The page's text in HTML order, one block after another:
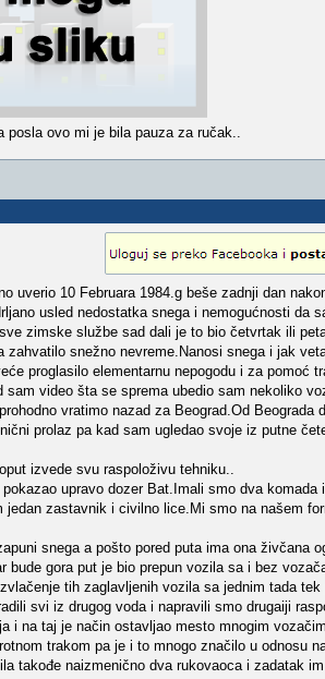
posla ovo mi je bila pauza za ručak..
uverio 10 Februara 1984.g beše zadnji dan
usled nedostatka snega i nemogućnosti da
zimske službe sad dali je to bio četvrtak ili
snežno nevreme.Nanosi snega i jak
proglasilo elementarnu nepogodu i za pomoć
video šta se sprema ubedio sam nekoliko
vratimo nazad za Beograd.Od Beograda
prolaz pa kad sam ugledao svoje iz putne
izvede svu raspoloživu tehniku..
upravo dozer Bat.Imali smo dva
jedan zastavnik i civilno lice.Mi smo na našem
snega a pošto pored puta ima ona živčana
bude gora put je bio prepun vozila sa i bez
tih zaglavljenih vozila sa jednim tada tek
svi iz drugog voda i napravili smo drugaiji
i na taj je način ostavljao mesto mnogim
trakom pa je i to mnogo značilo u odnosu
takođe naizmenično dva rukovaoca i zadatak